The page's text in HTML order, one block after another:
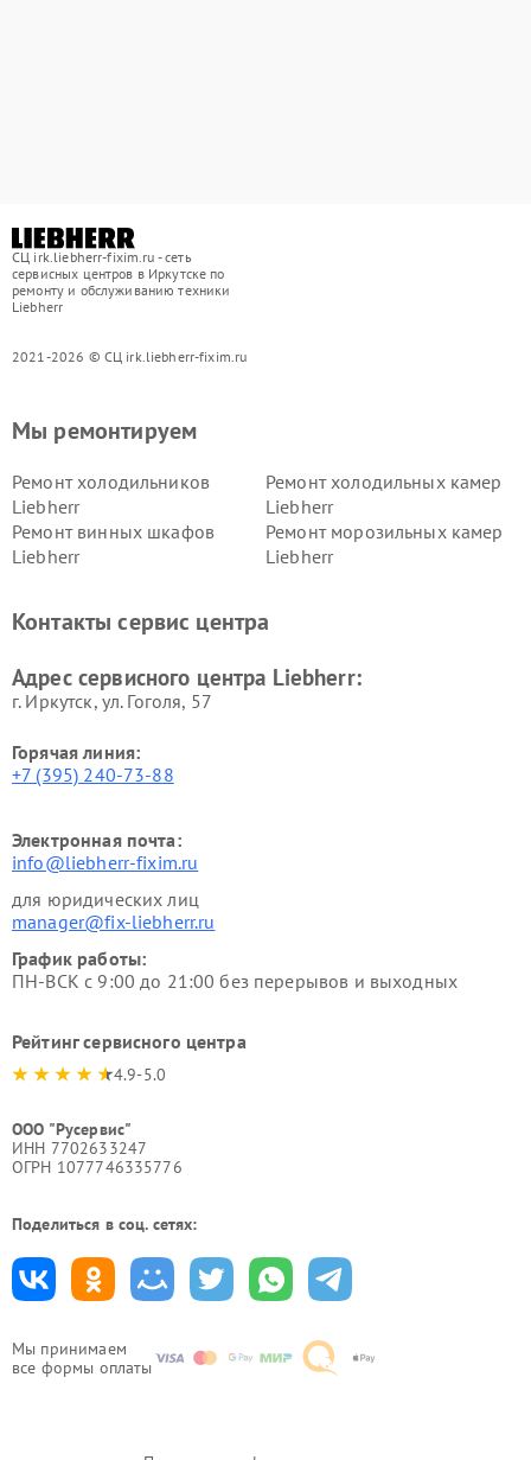
СЦ irk.liebherr-fixim.ru - сеть
сервисных центров в Иркутске по
ремонту и обслуживанию техники
Liebherr
2021-2026 © СЦ irk.liebherr-fixim.ru
Мы принимаем
все формы оплаты
Мы ремонтируем
Ремонт холодильников
Liebherr
Ремонт холодильных камер
Liebherr
Ремонт винных шкафов
Liebherr
Ремонт морозильных камер
Liebherr
Контакты сервис центра
Адрес сервисного центра Liebherr:
г. Иркутск, ул. ​Гоголя, 57
Горячая линия:
+7 (395) 240-73-88
Электронная почта:
info@liebherr-fixim.ru
для юридических лиц
manager@fix-liebherr.ru
График работы:
ПН-ВСК с 9:00 до 21:00 без перерывов и выходных
Рейтинг сервисного центра
4.9-5.0
ООО "Русервис"
ИНН 7702633247
ОГРН 1077746335776
Поделиться в соц. сетях: